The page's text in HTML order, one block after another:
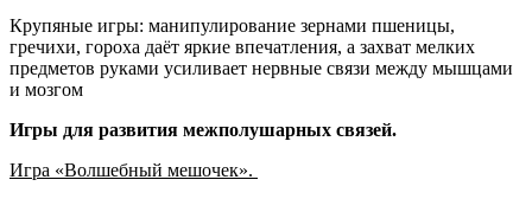
Крупяные игры: манипулирование зернами пшеницы,
гречихи, гороха даёт яркие впечатления, а захват мелких
предметов руками усиливает нервные связи между мышцами
и мозгом
Игры для развития межполушарных связей.
Игра «Волшебный мешочек».